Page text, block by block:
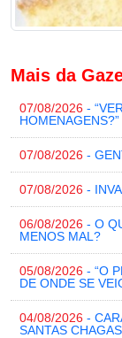
Mais da
07/08/2026 -
HOMENAGENS?”
07/08/2026 -
07/08/2026 -
06/08/2026 - O
MENOS MAL?
05/08/2026 - “O
DE ONDE SE
04/08/2026 -
SANTAS CHAGAS